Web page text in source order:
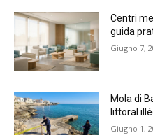
Centri
guida
Giugno 7,
Mola di
littoral
Giugno 1,